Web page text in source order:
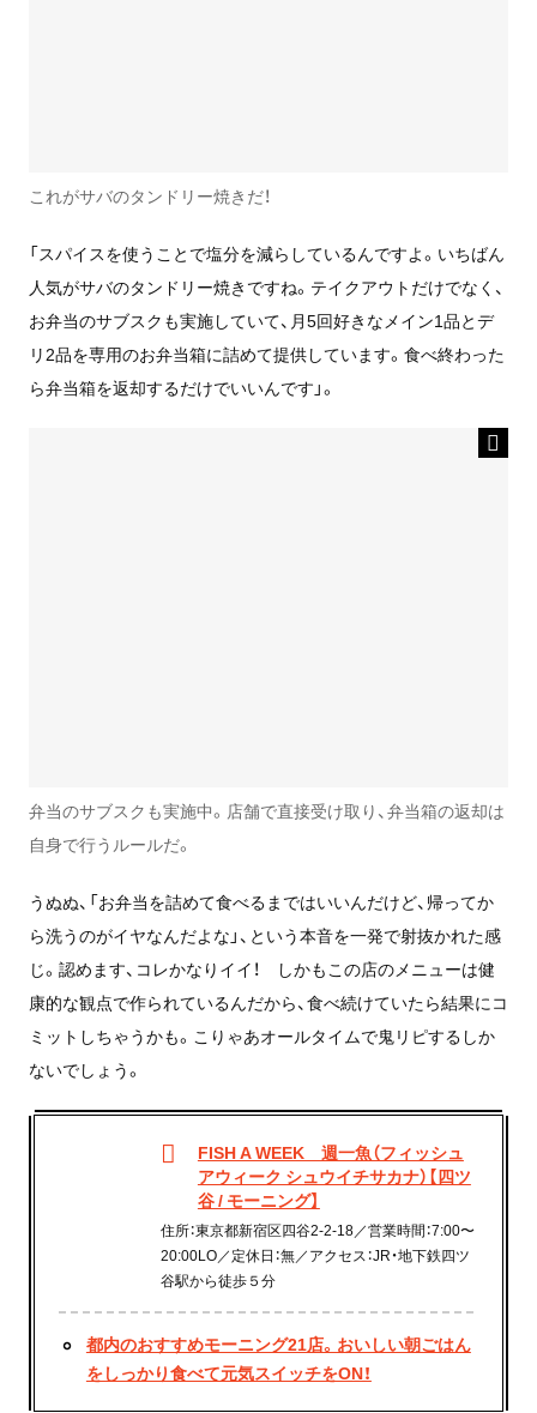
これがサバのタンドリー焼きだ！
「スパイスを使うことで塩分を減らしているんですよ。いちばん
人気がサバのタンドリー焼きですね。テイクアウトだけでなく、
お弁当のサブスクも実施していて、月5回好きなメイン1品とデ
リ2品を専用のお弁当箱に詰めて提供しています。食べ終わった
ら弁当箱を返却するだけでいいんです」。
弁当のサブスクも実施中。店舗で直接受け取り、弁当箱の返却は
自身で行うルールだ。
うぬぬ、「お弁当を詰めて食べるまではいいんだけど、帰ってか
ら洗うのがイヤなんだよな」、という本音を一発で射抜かれた感
じ。認めます、コレかなりイイ！ しかもこの店のメニューは健
康的な観点で作られているんだから、食べ続けていたら結果にコ
ミットしちゃうかも。こりゃあオールタイムで鬼リピするしか
ないでしょう。
FISH A WEEK 週一魚（フィッシュ
アウィーク シュウイチサカナ）【四ツ
谷 / モーニング】
住所：東京都新宿区四谷2-2-18／営業時間：7:00〜
20:00LO／定休日：無／アクセス：JR・地下鉄四ツ
谷駅から徒歩５分
都内のおすすめモーニング21店。おいしい朝ごはん
をしっかり食べて元気スイッチをON！